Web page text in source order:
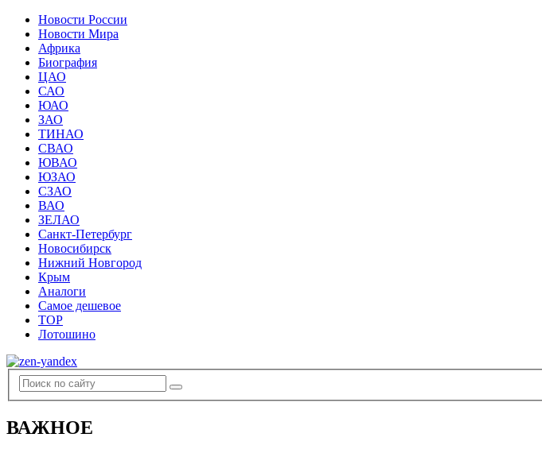
Новости России
Новости Мира
Африка
Биография
ЦАО
САО
ЮАО
ЗАО
ТИНАО
СВАО
ЮВАО
ЮЗАО
СЗАО
ВАО
ЗЕЛАО
Санкт-Петербург
Новосибирск
Нижний Новгород
Крым
Аналоги
Самое дешевое
TOP
Лотошино
ВАЖНОЕ